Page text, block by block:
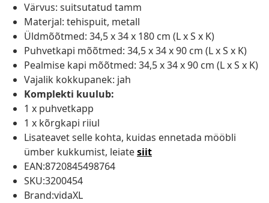
Värvus: suitsutatud tamm
Materjal: tehispuit, metall
Üldmõõtmed: 34,5 x 34 x 180 cm (L x S x K)
Puhvetkapi mõõtmed: 34,5 x 34 x 90 cm (L x S x K)
Pealmise kapi mõõtmed: 34,5 x 34 x 90 cm (L x S x K)
Vajalik kokkupanek: jah
Komplekti kuulub:
1 x puhvetkapp
1 x kõrgkapi riiul
Lisateavet selle kohta, kuidas ennetada mööbli
ümber kukkumist, leiatesiit
EAN:8720845498764
SKU:3200454
Brand:vidaXL